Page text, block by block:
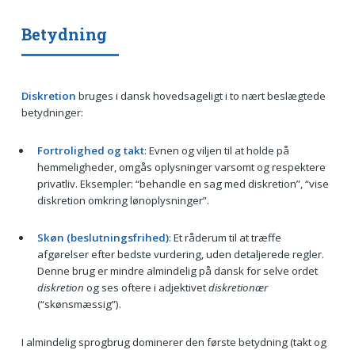
Betydning
Diskretion bruges i dansk hovedsageligt i to nært beslægtede
betydninger:
Fortrolighed og takt: Evnen og viljen til at holde på
hemmeligheder, omgås oplysninger varsomt og respektere
privatliv. Eksempler: “behandle en sag med diskretion”, “vise
diskretion omkring lønoplysninger”.
Skøn (beslutningsfrihed): Et råderum til at træffe
afgørelser efter bedste vurdering, uden detaljerede regler.
Denne brug er mindre almindelig på dansk for selve ordet
diskretion og ses oftere i adjektivetdiskretionær
(“skønsmæssig”).
I almindelig sprogbrug dominerer den første betydning (takt og